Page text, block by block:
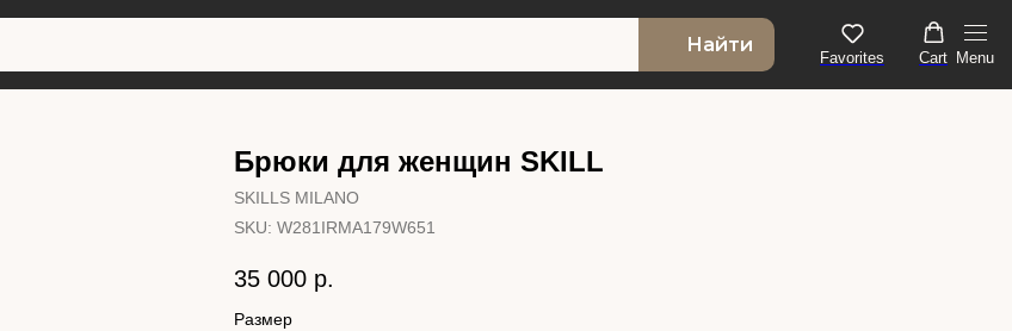
Найти
Favorites Cart Menu
Брюки для женщин SKILL
SKILLS MILANO
SKU: W281IRMA179W651
35 000 р.
Размер